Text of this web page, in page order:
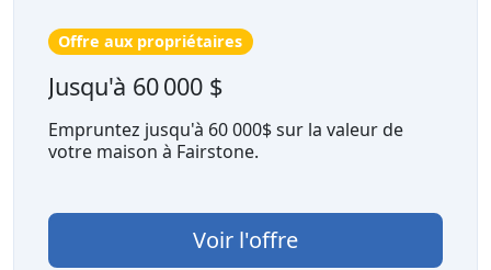
Offre aux propriétaires
Jusqu'à 60 000 $
Empruntez jusqu'à 60 000$ sur la valeur de
votre maison à Fairstone.
Voir l'offre